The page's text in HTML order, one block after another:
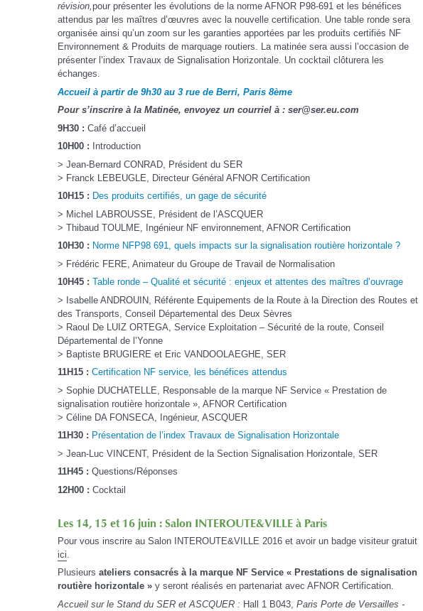
révision,pour présenter les évolutions de la norme AFNOR P98-691 et les bénéfices
attendus par les maîtres d’œuvres avec la nouvelle certification. Une table ronde sera
organisée ainsi qu’un zoom sur les garanties apportées par les produits certifiés NF
Environnement & Produits de marquage routiers. La matinée sera aussi l’occasion de
présenter l’index Travaux de Signalisation Horizontale. Un cocktail clôturera les
échanges.
Accueil à partir de 9h30 au 3 rue de Berri, Paris 8ème
Pour s’inscrire à la Matinée, envoyez un courriel à : ser@ser.eu.com
9H30 : Café d’accueil
10H00 : Introduction
> Jean-Bernard CONRAD, Président du SER
> Franck LEBEUGLE, Directeur Général AFNOR Certification
10H15 : Des produits certifiés, un gage de sécurité
> Michel LABROUSSE, Président de l’ASCQUER
> Thibaud TOULME, Ingénieur NF environnement, AFNOR Certification
10H30 : Norme NFP98 691, quels impacts sur la signalisation routière horizontale ?
> Frédéric FERE, Animateur du Groupe de Travail de Normalisation
10H45 : Table ronde – Qualité et sécurité : enjeux et attentes des maîtres d’ouvrage
> Isabelle ANDROUIN, Référente Equipements de la Route à la Direction des Routes et
des Transports, Conseil Départemental des Deux Sèvres
> Raoul De LUIZ ORTEGA, Service Exploitation – Sécurité de la route, Conseil
Départemental de l’Yonne
> Baptiste BRUGIERE et Eric VANDOOLAEGHE, SER
11H15 : Certification NF service, les bénéfices attendus
> Sophie DUCHATELLE, Responsable de la marque NF Service « Prestation de
signalisation routière horizontale », AFNOR Certification
> Céline DA FONSECA, Ingénieur, ASCQUER
11H30 : Présentation de l’index Travaux de Signalisation Horizontale
> Jean-Luc VINCENT, Président de la Section Signalisation Horizontale, SER
11H45 : Questions/Réponses
12H00 : Cocktail
Les 14, 15 et 16 juin : Salon INTEROUTE&VILLE à Paris
Pour vous inscrire au Salon INTEROUTE&VILLE 2016 et avoir un badge visiteur gratuit
ici
Plusieurs ateliers consacrés à la marque NF Service « Prestations de signalisation
routière horizontale » y seront réalisés en partenariat avec AFNOR Certification.
Accueil sur le Stand du SER et ASCQUER : Hall 1 B043, Paris Porte de Versailles -